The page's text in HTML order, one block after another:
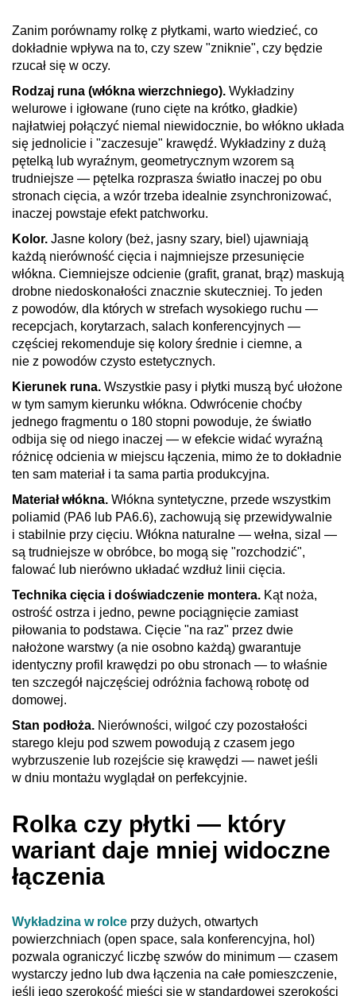
Zanim porównamy rolkę z płytkami, warto wiedzieć, co
dokładnie wpływa na to, czy szew "zniknie", czy będzie
rzucał się w oczy.
Rodzaj runa (włókna wierzchniego). Wykładziny
welurowe i igłowane (runo cięte na krótko, gładkie)
najłatwiej połączyć niemal niewidocznie, bo włókno układa
się jednolicie i "zaczesuje" krawędź. Wykładziny z dużą
pętelką lub wyraźnym, geometrycznym wzorem są
trudniejsze — pętelka rozprasza światło inaczej po obu
stronach cięcia, a wzór trzeba idealnie zsynchronizować,
inaczej powstaje efekt patchworku.
Kolor. Jasne kolory (beż, jasny szary, biel) ujawniają
każdą nierówność cięcia i najmniejsze przesunięcie
włókna. Ciemniejsze odcienie (grafit, granat, brąz) maskują
drobne niedoskonałości znacznie skuteczniej. To jeden
z powodów, dla których w strefach wysokiego ruchu —
recepcjach, korytarzach, salach konferencyjnych —
częściej rekomenduje się kolory średnie i ciemne, a
nie z powodów czysto estetycznych.
Kierunek runa. Wszystkie pasy i płytki muszą być ułożone
w tym samym kierunku włókna. Odwrócenie choćby
jednego fragmentu o 180 stopni powoduje, że światło
odbija się od niego inaczej — w efekcie widać wyraźną
różnicę odcienia w miejscu łączenia, mimo że to dokładnie
ten sam materiał i ta sama partia produkcyjna.
Materiał włókna. Włókna syntetyczne, przede wszystkim
poliamid (PA6 lub PA6.6), zachowują się przewidywalnie
i stabilnie przy cięciu. Włókna naturalne — wełna, sizal —
są trudniejsze w obróbce, bo mogą się "rozchodzić",
falować lub nierówno układać wzdłuż linii cięcia.
Technika cięcia i doświadczenie montera. Kąt noża,
ostrość ostrza i jedno, pewne pociągnięcie zamiast
piłowania to podstawa. Cięcie "na raz" przez dwie
nałożone warstwy (a nie osobno każdą) gwarantuje
identyczny profil krawędzi po obu stronach — to właśnie
ten szczegół najczęściej odróżnia fachową robotę od
domowej.
Stan podłoża. Nierówności, wilgoć czy pozostałości
starego kleju pod szwem powodują z czasem jego
wybrzuszenie lub rozejście się krawędzi — nawet jeśli
w dniu montażu wyglądał on perfekcyjnie.
Rolka czy płytki — który
wariant daje mniej widoczne
łączenia
Wykładzina w rolce przy dużych, otwartych
powierzchniach (open space, sala konferencyjna, hol)
pozwala ograniczyć liczbę szwów do minimum — czasem
wystarczy jedno lub dwa łączenia na całe pomieszczenie,
jeśli jego szerokość mieści się w standardowej szerokości